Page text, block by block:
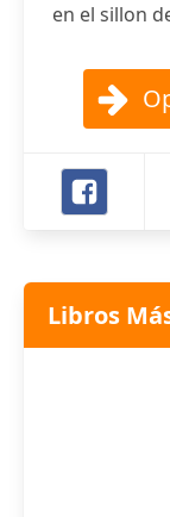
en el sillon
Libros